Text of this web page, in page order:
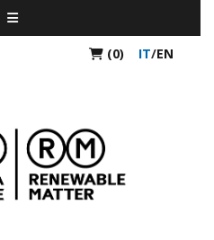
(0) IT/EN